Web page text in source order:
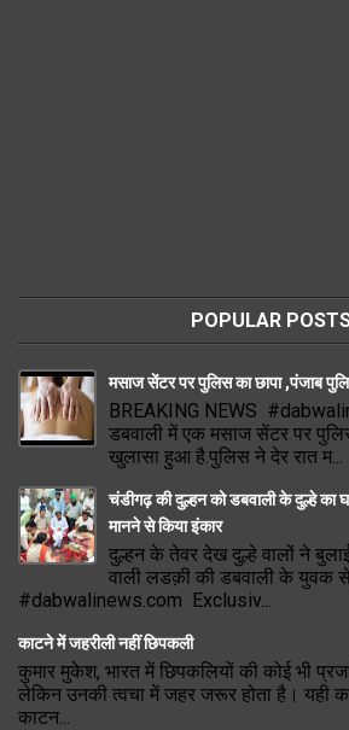
POPULAR
मसाज सेंटर पर पुलिस का छापा ,पंजाब
BREAKING NEWS
डबवाली में एक मसाज सेंटर पर
खुलासा हुआ है.पुलिस ने देर रात म...
चंडीगढ़ की दुल्हन को डबवाली के दुल्हे का
मानने से किया इंकार
दुल्हन के तेवर देख दुल्हे वालों ने
वाली लडक़ी की डबवाली के युवक
#dabwalinews.com Exclusiv...
काटने में जहरीली नहीं छिपकली
कुमार मुकेश, भारत में छिपकलियों की कोई भी
लेकिन उनकी त्वचा में जहर जरूर होता है। यही
काटन...